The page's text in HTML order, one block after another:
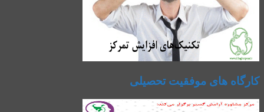
کارگاه های موفقیت تحصیلی